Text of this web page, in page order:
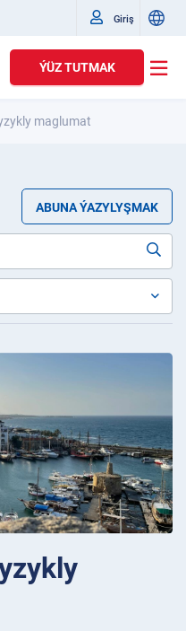
Giriş
ÝÜZ TUTMAK
maglumat
ABUNA ÝAZYLYŞMAK